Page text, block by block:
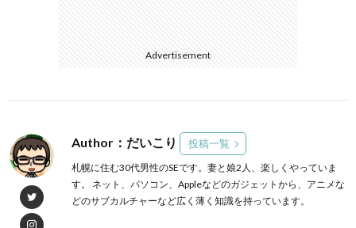
Advertisement
Author：だいこり 投稿一覧
札幌に住む30代男性のSEです。妻と娘2人、楽しくやっていま
す。 ネット、パソコン、Appleなどのガジェットから、アニメな
どのサブカルチャーなど広く薄く知識を持っています。